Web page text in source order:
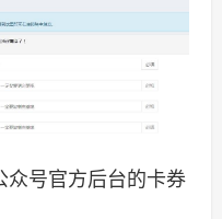
众号官方后台的卡券